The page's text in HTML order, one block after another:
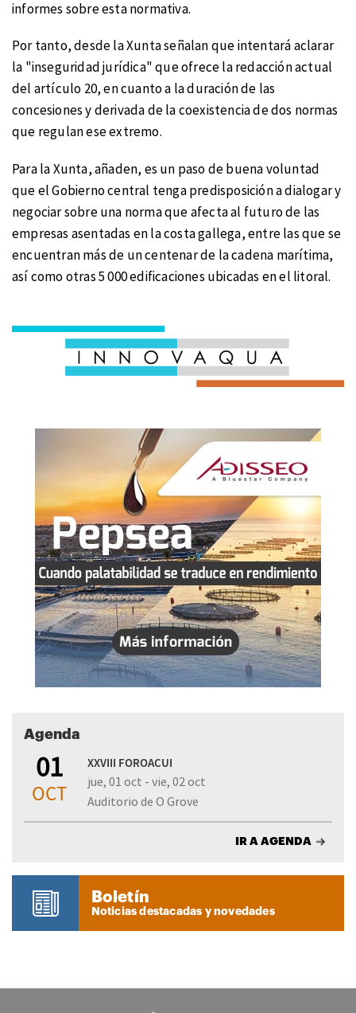
informes sobre esta normativa.
Por tanto, desde la Xunta señalan que intentará aclarar
la "inseguridad jurídica" que ofrece la redacción actual
del artículo 20, en cuanto a la duración de las
concesiones y derivada de la coexistencia de dos normas
que regulan ese extremo.
Para la Xunta, añaden, es un paso de buena voluntad
que el Gobierno central tenga predisposición a dialogar y
negociar sobre una norma que afecta al futuro de las
empresas asentadas en la costa gallega, entre las que se
encuentran más de un centenar de la cadena marítima,
así como otras 5 000 edificaciones ubicadas en el litoral.
Agenda
01
OCT
XXVIII FOROACUI
jue, 01 oct - vie, 02 oct
Auditorio de O Grove
IR A AGENDA
Boletín
Noticias destacadas y novedades